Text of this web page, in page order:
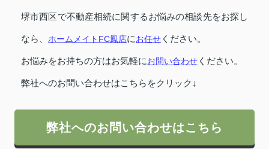
堺市西区で不動産相続に関するお悩みの相談先をお探し
なら、 ホームメイトFC鳳店にお任せ ください。
お悩みをお持ちの方はお気軽にお問い合わせ ください。
弊社へのお問い合わせはこちらをクリック↓
弊社へのお問い合わせはこちら